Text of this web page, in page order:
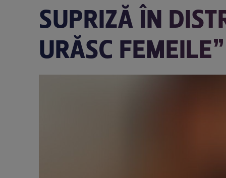
SUPRIZĂ ÎN
URĂSC FEMEILE”